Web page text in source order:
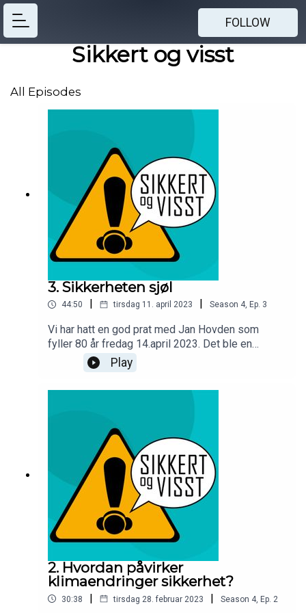
FOLLOW
Sikkert og visst
All Episodes
3. Sikkerheten sjøl
44:50 tirsdag 11. april 2023 Season 4, Ep. 3
Vi har hatt en god prat med Jan Hovden som
fyller 80 år fredag 14.april 2023. Det ble en
samtale om sikkerhet i stort og smått gjennom en
lang karriere som sikkerhetsprofessor ved NTNU.
Vi snakker om betydningen av nysgjerrighet,
fagfeltet har utviklet seg siden 70-tallet. Vi var
også innom Jans rolle i Sårbarhetsutvalget og
utvalgets betydning for samfunnssikkerhet i
dagens Norge.
Play
2. Hvordan påvirker
klimaendringer sikkerhet?
30:38 | tirsdag 28. februar 2023 | Season 4, Ep. 2